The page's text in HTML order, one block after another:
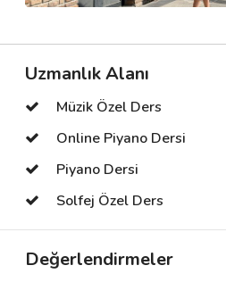
Uzmanlık Alanı
Müzik Özel Ders
Online Piyano Dersi
Piyano Dersi
Solfej Özel Ders
Değerlendirmeler